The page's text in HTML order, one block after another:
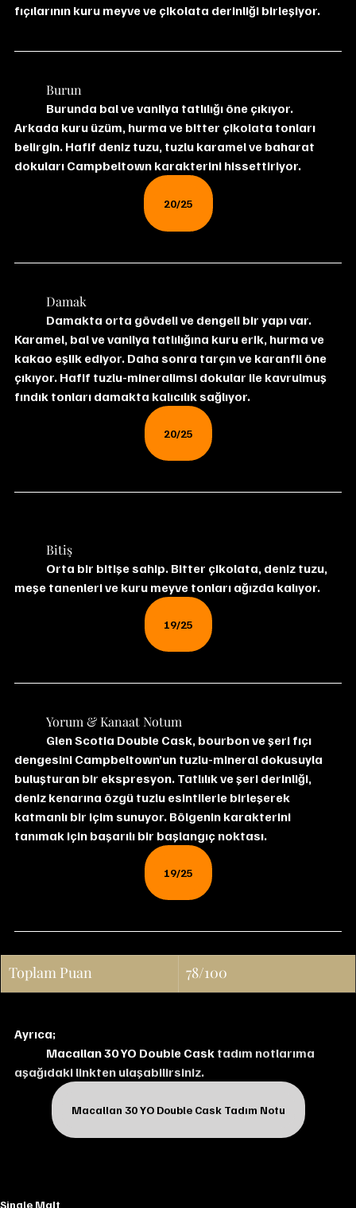
fıçılarının kuru meyve ve çikolata derinliği birleşiyor.
	Burun
Arkada kuru üzüm, hurma ve bitter çikolata tonları
belirgin. Hafif deniz tuzu, tuzlu karamel ve baharat
dokuları Campbeltown karakterini hissettiriyor.
20/25
	Damak
Karamel, bal ve vanilya tatlılığına kuru erik, hurma ve
kakao eşlik ediyor. Daha sonra tarçın ve karanfil öne
çıkıyor. Hafif tuzlu-mineralimsi dokular ile kavrulmuş
fındık tonları damakta kalıcılık sağlıyor.
20/25
	Bitiş
meşe tanenleri ve kuru meyve tonları ağızda kalıyor.
19/25
	Yorum & Kanaat Notum
Glen Scotia Double Cask, bourbon ve şeri fıçı
dengesini Campbeltown’un tuzlu-mineral dokusuyla
buluşturan bir ekspresyon. Tatlılık ve şeri derinliği,
deniz kenarına özgü tuzlu esintilerle birleşerek
katmanlı bir içim sunuyor. Bölgenin karakterini
tanımak için başarılı bir başlangıç noktası.
19/25
Toplam Puan 78/100
Ayrıca;
Macallan 30 YO Double Cask tadım notlarıma
aşağıdaki linkten ulaşabilirsiniz.
Macallan 30 YO Double Cask Tadım Notu
Single Malt